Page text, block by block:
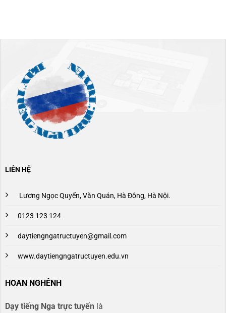
LIÊN HỆ
Lương Ngọc Quyến, Văn Quán, Hà Đông, Hà Nội.
0123 123 124
daytiengngatructuyen@gmail.com
www.daytiengngatructuyen.edu.vn
HOAN NGHÊNH
Dạy tiếng Nga trực tuyến là